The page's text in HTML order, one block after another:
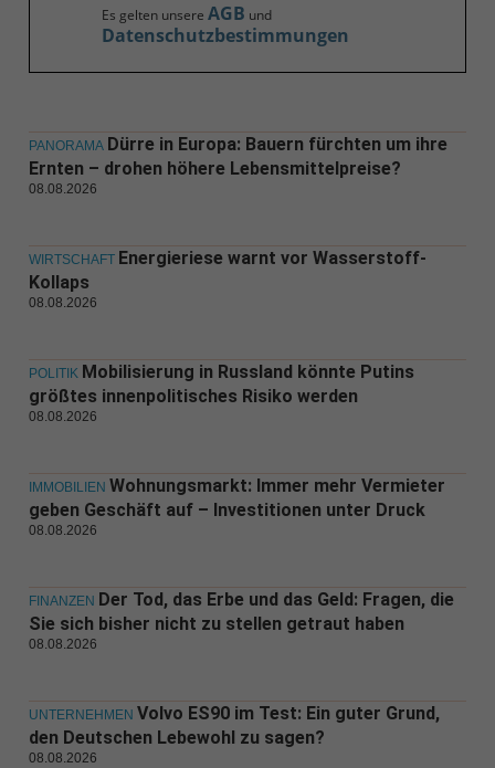
Es gelten unsere AGB und
Datenschutzbestimmungen
PANORAMA Dürre in Europa: Bauern fürchten um ihre
Ernten – drohen höhere Lebensmittelpreise?
08.08.2026
WIRTSCHAFT Energieriese warnt vor Wasserstoff-
Kollaps
08.08.2026
POLITIK Mobilisierung in Russland könnte Putins
größtes innenpolitisches Risiko werden
08.08.2026
IMMOBILIEN Wohnungsmarkt: Immer mehr Vermieter
geben Geschäft auf – Investitionen unter Druck
08.08.2026
FINANZEN Der Tod, das Erbe und das Geld: Fragen, die
Sie sich bisher nicht zu stellen getraut haben
08.08.2026
UNTERNEHMEN Volvo ES90 im Test: Ein guter Grund,
den Deutschen Lebewohl zu sagen?
08.08.2026